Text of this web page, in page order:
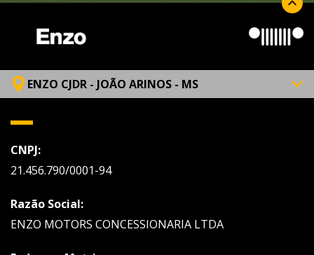
ENZO CJDR - JOÃO ARINOS - MS
CNPJ:
21.456.790/0001-94
Razão Social:
ENZO MOTORS CONCESSIONARIA LTDA